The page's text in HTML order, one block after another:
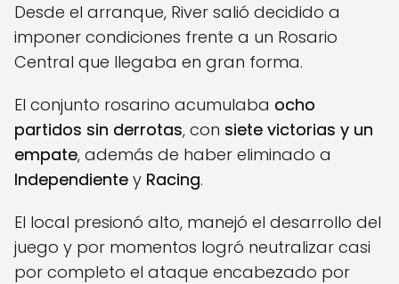
Desde el arranque, River salió decidido a
imponer condiciones frente a un Rosario
Central que llegaba en gran forma.
El conjunto rosarino acumulaba ocho
partidos sin derrotas, con siete victorias y un
empate, además de haber eliminado a
Independiente y Racing.
El local presionó alto, manejó el desarrollo del
juego y por momentos logró neutralizar casi
por completo el ataque encabezado por